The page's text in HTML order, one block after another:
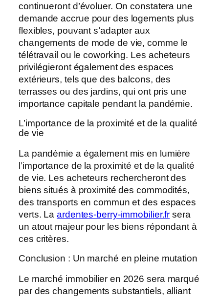
continueront d’évoluer. On constatera une
demande accrue pour des logements plus
flexibles, pouvant s’adapter aux
changements de mode de vie, comme le
télétravail ou le coworking. Les acheteurs
privilégieront également des espaces
extérieurs, tels que des balcons, des
terrasses ou des jardins, qui ont pris une
importance capitale pendant la pandémie.
L’importance de la proximité et de la qualité
de vie
La pandémie a également mis en lumière
l’importance de la proximité et de la qualité
de vie. Les acheteurs rechercheront des
biens situés à proximité des commodités,
des transports en commun et des espaces
verts. Laardentes-berry-immobilier.fr sera
un atout majeur pour les biens répondant à
ces critères.
Conclusion : Un marché en pleine mutation
Le marché immobilier en 2026 sera marqué
par des changements substantiels, alliant